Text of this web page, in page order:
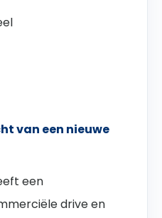
van een nieuwe
een
drive en